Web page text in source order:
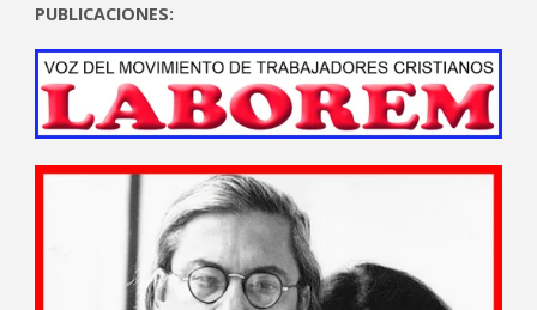
PUBLICACIONES: